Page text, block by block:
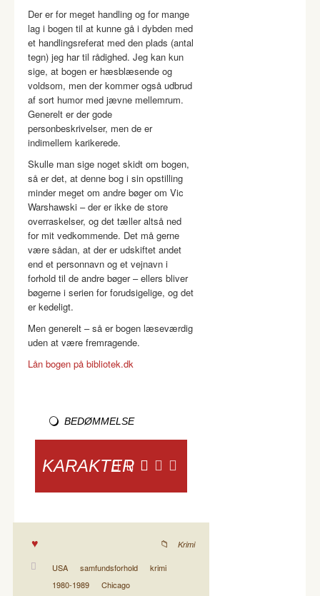
Der er for meget handling og for mange
lag i bogen til at kunne gå i dybden med
et handlingsreferat med den plads (antal
tegn) jeg har til rådighed. Jeg kan kun
sige, at bogen er hæsblæsende og
voldsom, men der kommer også udbrud
af sort humor med jævne mellemrum.
Generelt er der gode
personbeskrivelser, men de er
indimellem karikerede.
Skulle man sige noget skidt om bogen,
så er det, at denne bog i sin opstilling
minder meget om andre bøger om Vic
Warshawski – der er ikke de store
overraskelser, og det tæller altså ned
for mit vedkommende. Det må gerne
være sådan, at der er udskiftet andet
end et personnavn og et vejnavn i
forhold til de andre bøger – ellers bliver
bøgerne i serien for forudsigelige, og det
er kedeligt.
Men generelt – så er bogen læseværdig
uden at være fremragende.
Lån bogen på bibliotek.dk
BEDØMMELSE
KARAKTER
Krimi
USA samfundsforhold
krimi
1980-1989
Chicago